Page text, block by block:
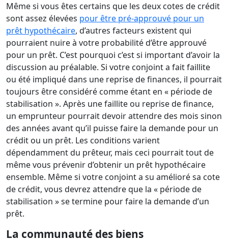
Même si vous êtes certains que les deux cotes de crédit
sont assez élevées pour être pré-approuvé pour un
prêt hypothécaire, d’autres facteurs existent qui
pourraient nuire à votre probabilité d’être approuvé
pour un prêt. C’est pourquoi c’est si important d’avoir la
discussion au préalable. Si votre conjoint a fait faillite
ou été impliqué dans une reprise de finances, il pourrait
toujours être considéré comme étant en « période de
stabilisation ». Après une faillite ou reprise de finance,
un emprunteur pourrait devoir attendre des mois sinon
des années avant qu’il puisse faire la demande pour un
crédit ou un prêt. Les conditions varient
dépendamment du prêteur, mais ceci pourrait tout de
même vous prévenir d’obtenir un prêt hypothécaire
ensemble. Même si votre conjoint a su amélioré sa cote
de crédit, vous devrez attendre que la « période de
stabilisation » se termine pour faire la demande d’un
prêt.
La communauté des biens